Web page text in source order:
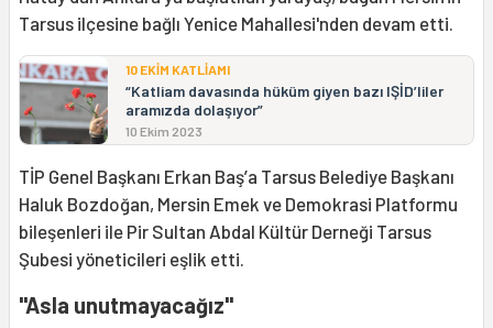
Tarsus ilçesine bağlı Yenice Mahallesi'nden devam etti.
10 EKİM KATLİAMI
“Katliam davasında hüküm giyen bazı IŞİD’liler
aramızda dolaşıyor”
10 Ekim 2023
TİP Genel Başkanı Erkan Baş’a Tarsus Belediye Başkanı
Haluk Bozdoğan, Mersin Emek ve Demokrasi Platformu
bileşenleri ile Pir Sultan Abdal Kültür Derneği Tarsus
Şubesi yöneticileri eşlik etti.
"Asla unutmayacağız"